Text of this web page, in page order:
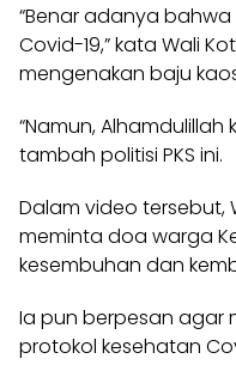
“Benar adanya
Covid-19,” kata Wali
mengenakan baju
“Namun, Alhamdulillah
tambah politisi PKS ini.
Dalam video tersebut,
meminta doa warga
kesembuhan dan
Ia pun berpesan agar
protokol kesehatan